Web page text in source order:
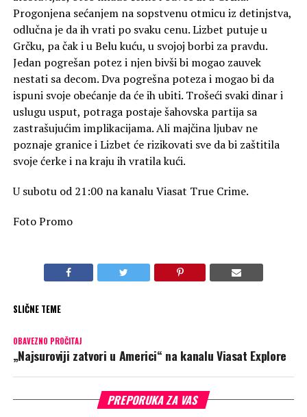
Progonjena sećanjem na sopstvenu otmicu iz detinjstva,
odlučna je da ih vrati po svaku cenu. Lizbet putuje u
Grčku, pa čak i u Belu kuću, u svojoj borbi za pravdu.
Jedan pogrešan potez i njen bivši bi mogao zauvek
nestati sa decom. Dva pogrešna poteza i mogao bi da
ispuni svoje obećanje da će ih ubiti. Trošeći svaki dinar i
uslugu usput, potraga postaje šahovska partija sa
zastrašujućim implikacijama. Ali majčina ljubav ne
poznaje granice i Lizbet će rizikovati sve da bi zaštitila
svoje ćerke i na kraju ih vratila kući.
U subotu od 21:00 na kanalu Viasat True Crime.
Foto Promo
SLIČNE TEME
OBAVEZNO PROČITAJ
„Najsuroviji zatvori u Americi“ na kanalu Viasat Explore
PREPORUKA ZA VAS